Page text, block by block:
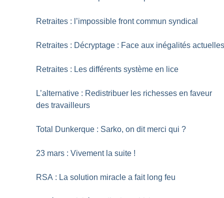
Retraites : l’impossible front commun syndical
Retraites : Décryptage : Face aux inégalités
Retraites : Les différents système en lice
L’alternative : Redistribuer les richesses en faveur
des travailleurs
Total Dunkerque : Sarko, on dit merci qui ?
23 mars : Vivement la suite !
RSA : La solution miracle a fait long feu